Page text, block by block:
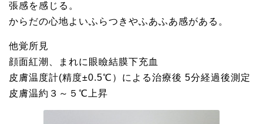
張感を感じる。
からだの心地よいふらつきやふあふあ感がある。
他覚所見
顔面紅潮、まれに眼瞼結膜下充血
皮膚温度計(精度±0.5℃）による治療後 5分経過後測定
皮膚温約３～５℃上昇